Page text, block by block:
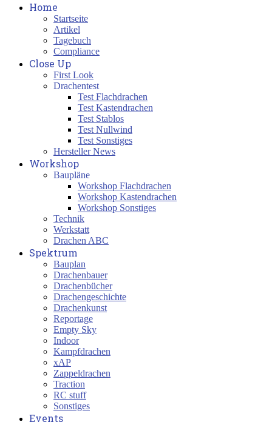
Home
Startseite
Artikel
Tagebuch
Compliance
Close Up
First Look
Drachentest
Test Flachdrachen
Test Kastendrachen
Test Stablos
Test Nullwind
Test Sonstiges
Hersteller News
Workshop
Baupläne
Workshop Flachdrachen
Workshop Kastendrachen
Workshop Sonstiges
Technik
Werkstatt
Drachen ABC
Spektrum
Bauplan
Drachenbauer
Drachenbücher
Drachengeschichte
Drachenkunst
Reportage
Empty Sky
Indoor
Kampfdrachen
xAP
Zappeldrachen
Traction
RC stuff
Sonstiges
Events